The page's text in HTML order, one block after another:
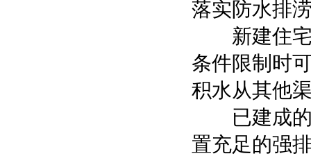
落实防水排
新建住宅
条件限制时
积水从其他
已建成的
置充足的强